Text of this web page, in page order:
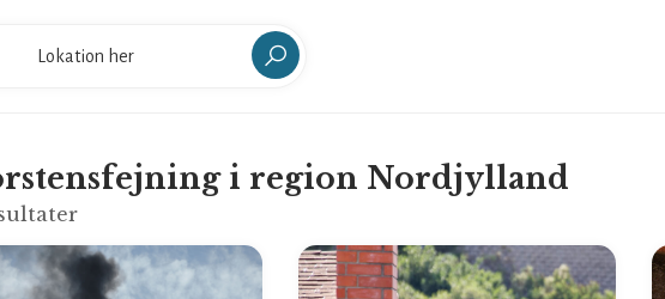
i region Nordjylland